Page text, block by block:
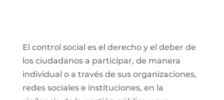
El control social es el derecho y el deber de
los ciudadanos a participar, de manera
individual o a través de sus organizaciones,
redes sociales e instituciones, en la